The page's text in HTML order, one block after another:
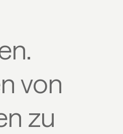
von
zu